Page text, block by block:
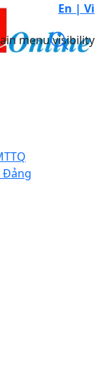
En | Vi
menu visibility
Đảng